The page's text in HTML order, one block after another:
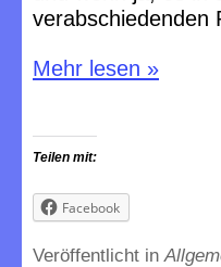
verabschiedenden
Mehr lesen »
Teilen mit:
Facebook
Veröffentlicht in